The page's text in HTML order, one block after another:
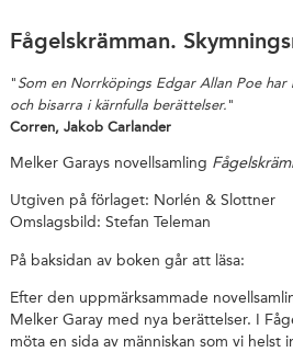
Fågelskrämman.
" Som en Norrköpings Edgar Allan Poe
och bisarra i kärnfulla berättelser. "
Corren, Jakob Carlander
Melker Garays novellsamling
Utgiven på förlaget: Norlén & Slottner
Omslagsbild: Stefan Teleman
På baksidan av boken går att läsa:
Efter den uppmärksammade
Melker Garay med nya berättelser. I
möta en sida av människan som vi helst